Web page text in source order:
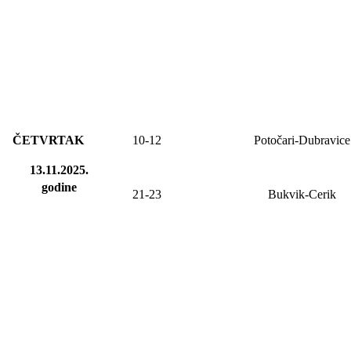
ČETVRTAK
13.11.2025.
godine
10-12 Potočari-Dubravice
21-23 Bukvik-Cerik